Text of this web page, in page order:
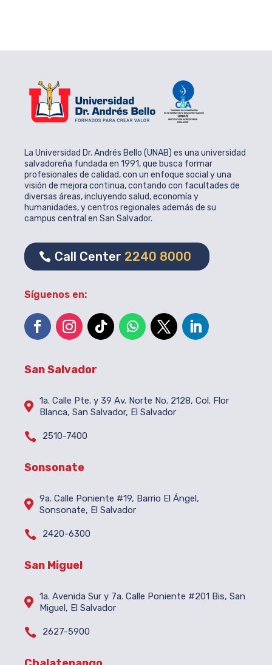
La Universidad Dr. Andrés Bello (UNAB) es una universidad
salvadoreña fundada en 1991, que busca formar
profesionales de calidad, con un enfoque social y una
visión de mejora continua, contando con facultades de
diversas áreas, incluyendo salud, economía y
humanidades, y centros regionales además de su
campus central en San Salvador.
Call Center 2240 8000
Síguenos en:
San Salvador
 1a. Calle Pte. y 39 Av. Norte No. 2128, Col. Flor
Blanca, San Salvador, El Salvador
 2510-7400
Sonsonate
 9a. Calle Poniente #19, Barrio El Ángel,
Sonsonate, El Salvador
 2420-6300
San Miguel
 1a. Avenida Sur y 7a. Calle Poniente #201 Bis, San
Miguel, El Salvador
 2627-5900